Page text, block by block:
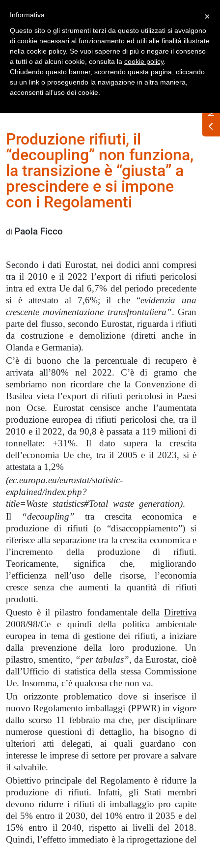
Accedi
Produzione rifiuti, il
“decoupling” non funziona,
la transizione è “giusta” a
prescindere e si impone
con i Regolamenti
di Paola Ficco
Secondo i dati Eurostat, nei dodici anni compresi
tra il 2010 e il 2022 l’export di rifiuti pericolosi
intra ed extra Ue dal 6,7% del periodo precedente
si è attestato al 7,6%; il che “evidenzia una
crescente movimentazione transfrontaliera”. Gran
parte del flusso, secondo Eurostat, riguarda i rifiuti
da costruzione e demolizione (diretti anche in
Olanda e Germania).
C’è di buono che la percentuale di recupero è
arrivata all’80% nel 2022. C’è di gramo che
sembriamo non ricordare che la Convenzione di
Basilea vieta l’export di rifiuti pericolosi in Paesi
non Ocse. Eurostat censisce anche l’aumentata
produzione europea di rifiuti pericolosi che, tra il
2010 e il 2022, da 90,8 è passata a 119 milioni di
tonnellate: +31%. Il dato supera la crescita
dell’economia Ue che, tra il 2005 e il 2023, si è
attestata a 1,2%
(ec.europa.eu/eurostat/statistic-
explained/index.php?
title=Waste_statistics#Total_waste_generation).
Il “decoupling” tra crescita economica e
produzione di rifiuti (o “disaccoppiamento”) si
riferisce alla separazione tra la crescita economica e
l’incremento della produzione di rifiuti.
Teoricamente, significa che, migliorando
l’efficienza nell’uso delle risorse, l’economia
cresce senza che aumenti la quantità di rifiuti
prodotti.
Questo è il pilastro fondamentale della Direttiva
2008/98/Ce e quindi della politica ambientale
europea in tema di gestione dei rifiuti, a iniziare
dalla prevenzione della loro produzione. Un
pilastro, smentito, “per tabulas”, da Eurostat, cioè
dall’Ufficio di statistica della stessa Commissione
Ue. Insomma, c’è qualcosa che non va.
Un orizzonte problematico dove si inserisce il
nuovo Regolamento imballaggi (PPWR) in vigore
dallo scorso 11 febbraio ma che, per disciplinare
numerose questioni di dettaglio, ha bisogno di
ulteriori atti delegati, ai quali guardano con
interesse le imprese di settore per provare a salvare
il salvabile.
Obiettivo principale del Regolamento è ridurre la
produzione di rifiuti. Infatti, gli Stati membri
devono ridurre i rifiuti di imballaggio pro capite
del 5% entro il 2030, del 10% entro il 2035 e del
15% entro il 2040, rispetto ai livelli del 2018.
Quindi, l’effetto immediato è la riprogettazione del
×
Informativa
Questo sito o gli strumenti terzi da questo utilizzati si avvalgono
di cookie necessari al funzionamento ed utili alle finalità illustrate
nella cookie policy. Se vuoi saperne di più o negare il consenso
a tutti o ad alcuni cookie, consulta la cookie policy.
Chiudendo questo banner, scorrendo questa pagina, cliccando
su un link o proseguendo la navigazione in altra maniera,
acconsenti all’uso dei cookie.